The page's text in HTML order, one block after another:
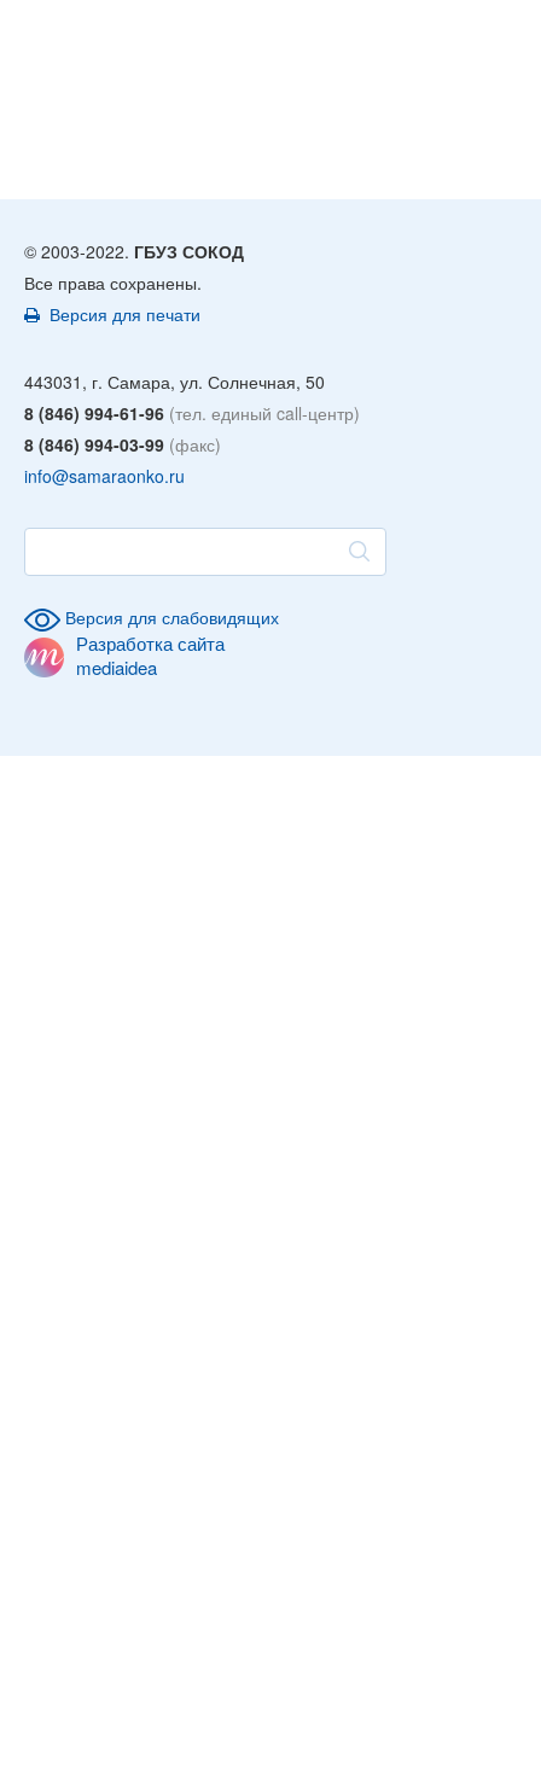
© 2003-2022. ГБУЗ СОКОД
Все права сохранены.
Версия для печати
443031, г. Самара, ул. Солнечная, 50
8 (846) 994-61-96 (тел. единый call-центр)
8 (846) 994-03-99 (факс)
info@samaraonko.ru
Версия для слабовидящих
Разработка сайта
mediaidea